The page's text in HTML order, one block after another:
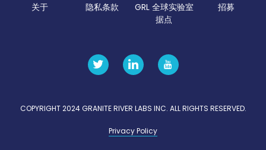
关于 隐私条款
GRL 全球实验室
据点
招募
COPYRIGHT 2024 GRANITE RIVER LABS INC. ALL RIGHTS RESERVED.
Privacy Policy